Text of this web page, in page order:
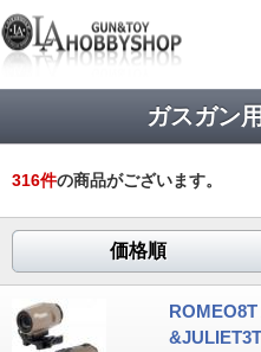
ガスガン
316件の商品がございます。
価格順